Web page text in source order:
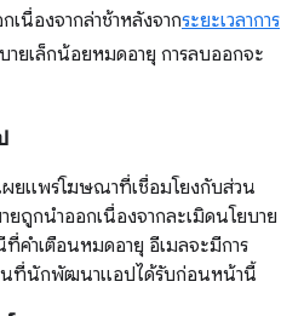
เนื่องจากล่าช้าหลังจากระยะเวลาการ
ายเล็กน้อยหมดอายุ การลบออกจะ
ผยแพร่โฆษณาที่เชื่อมโยงกับส่วน
ยถูกนำออกเนื่องจากละเมิดนโยบาย
คำเตือนหมดอายุ อีเมลจะมีการ
นที่นักพัฒนาแอปได้รับก่อนหน้านี้